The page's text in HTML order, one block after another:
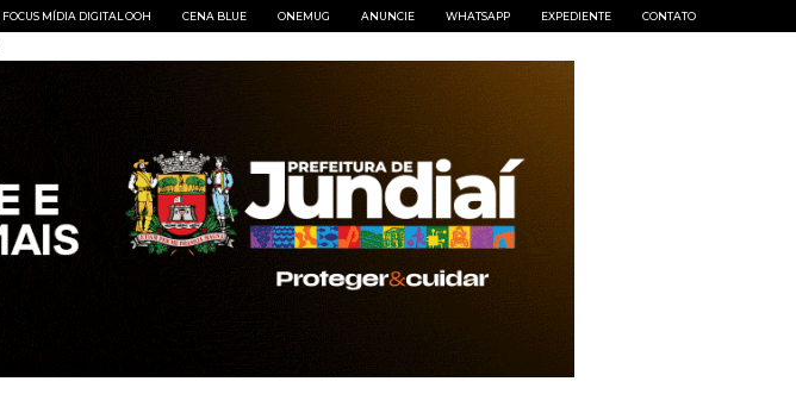
FOCUS MÍDIA DIGITAL OOH CENA BLUE ONEMUG ANUNCIE WHATSAPP EXPEDIENTE CONTATO